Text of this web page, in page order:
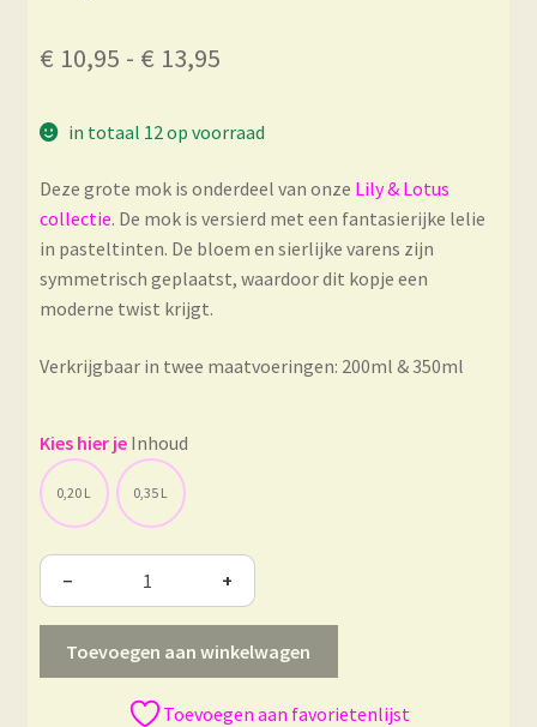
€ 10,95 - € 13,95Prijsklasse:
tot
€ 13,95
in totaal 12 op voorraad
Deze grote mok is onderdeel van onze Lily & Lotus
collectie. De mok is versierd met een fantasierijke lelie
in pasteltinten. De bloem en sierlijke varens zijn
symmetrisch geplaatst, waardoor dit kopje een
moderne twist krijgt.
Verkrijgbaar in twee maatvoeringen: 200ml & 350ml
Inhoud
0,20 L 0,35 L
− +
Toevoegen aan winkelwagen
Toevoegen aan favorietenlijst